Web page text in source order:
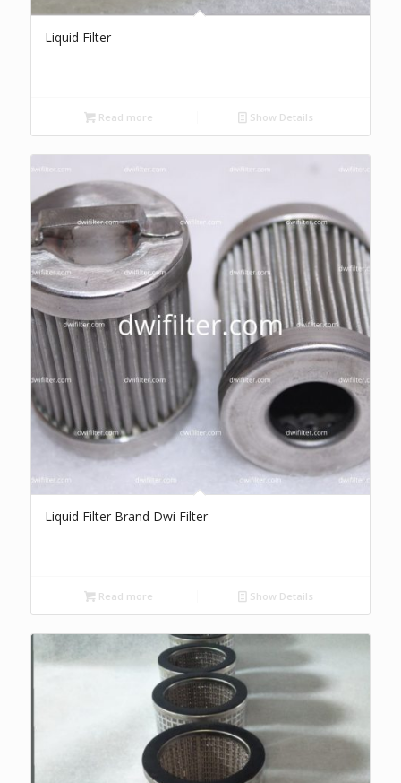
Liquid Filter
Read more Show Details
Liquid Filter Brand Dwi Filter
Read more Show Details